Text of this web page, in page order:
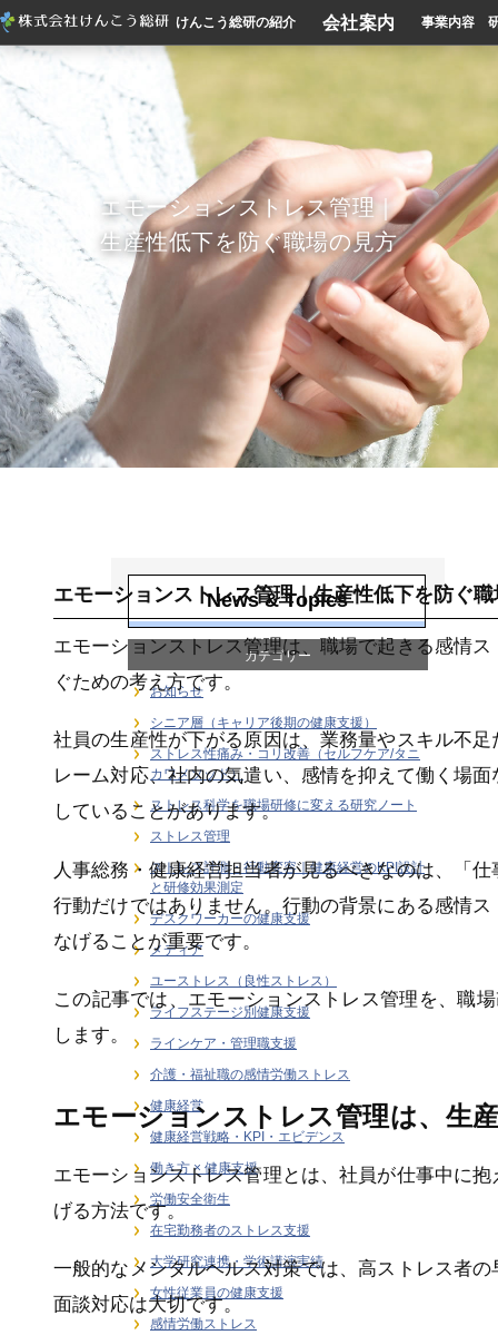
けんこう総研の紹介 会社案内 事業内容
エモーションストレス管理｜
生産性低下を防ぐ職場の見方
エモーションストレス管理｜生産性低下を防ぐ
エモーションストレス管理は、職場で起きる感情
ぐための考え方です。
社員の生産性が下がる原因は、業務量やスキル不
レーム対応、社内の気遣い、感情を抑えて働く場
していることがあります。
人事総務・健康経営担当者が見るべきなのは、「
行動だけではありません。行動の背景にある感情
なげることが重要です。
この記事では、エモーションストレス管理を、職
します。
エモーションストレス管理は、生
エモーションストレス管理とは、社員が仕事中に
げる方法です。
一般的なメンタルヘルス対策では、高ストレス者
面談対応は大切です。
News & Topics
カテゴリー
お知らせ
シニア層（キャリア後期の健康支援）
ストレス性痛み・コリ改善（セルフケア/タニ
カワメソッド）
ストレス科学を職場研修に変える研究ノート
ストレス管理
ストレス計測・行動変容｜健康経営のKPI設計
と研修効果測定
デスクワーカーの健康支援
メディア
ユーストレス（良性ストレス）
ライフステージ別健康支援
ラインケア・管理職支援
介護・福祉職の感情労働ストレス
健康経営
健康経営戦略・KPI・エビデンス
働き方 × 健康支援
労働安全衛生
在宅勤務者のストレス支援
大学研究連携・学術講演実績
女性従業員の健康支援
感情労働ストレス